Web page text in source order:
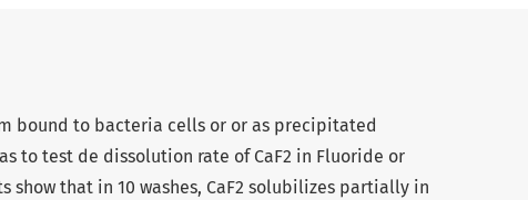
bound to bacteria cells or or as precipitated
to test de dissolution rate of CaF2 in Fluoride or
show that in 10 washes, CaF2 solubilizes partially in